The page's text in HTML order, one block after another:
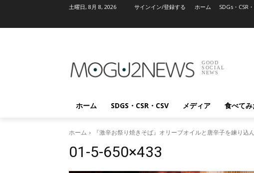
土曜日, 8月 8, 2026 サインイン/登録する ホーム SDGs・CSR
GOOD
SOCIAL
NEWS
ホーム SDGS・CSR・CSV メディア 食べてみ
ホーム 『激辛お祭り焼きそば』オリーブオイルと唐辛子を練り込
01-5-650×433